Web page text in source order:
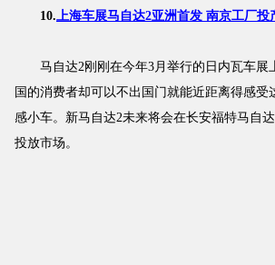
10.上海车展马自达2亚洲首发 南京工厂投
马自达2刚刚在今年3月举行的日内瓦车展
国的消费者却可以不出国门就能近距离得感受
感小车。新马自达2未来将会在长安福特马自
投放市场。